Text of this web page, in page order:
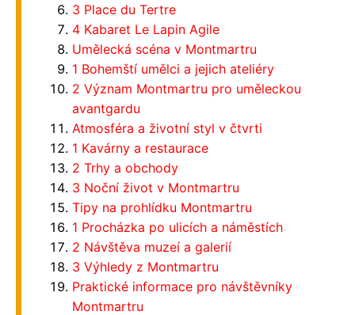
3 Place du Tertre
4 Kabaret Le Lapin Agile
Umělecká scéna v Montmartru
1 Bohemští umělci a jejich ateliéry
2 Význam Montmartru pro uměleckou
avantgardu
Atmosféra a životní styl v čtvrti
1 Kavárny a restaurace
2 Trhy a obchody
3 Noční život v Montmartru
Tipy na prohlídku Montmartru
1 Procházka po ulicích a náměstích
2 Návštěva muzeí a galerií
3 Výhledy z Montmartru
Praktické informace pro návštěvníky
Montmartru